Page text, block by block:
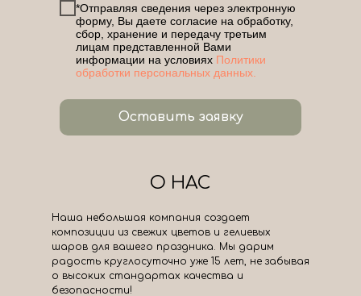
*Отправляя сведения через электронную
форму, Вы даете согласие на обработку,
сбор, хранение и передачу третьим
лицам представленной Вами
информации на условиях Политики
обработки персональных данных.
Оставить заявку
О НАС
Наша небольшая компания создает
композиции из свежих цветов и гелиевых
шаров для вашего праздника. Мы дарим
радость круглосуточно уже 15 лет, не забывая
о высоких стандартах качества и
безопасности!